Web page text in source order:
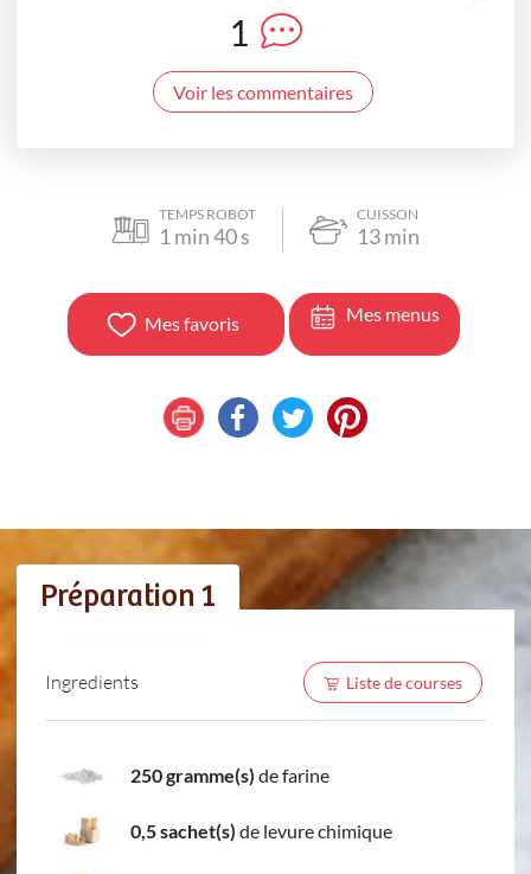
1
Voir les commentaires
TEMPS ROBOT
1 min40s
CUISSON
13min
Mes favoris Mes menus
Préparation 1
Ingredients Liste de courses
250 gramme(s) de farine
0,5 sachet(s) de levure chimique